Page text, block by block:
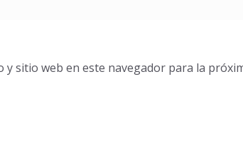
sitio web en este navegador para la